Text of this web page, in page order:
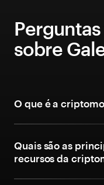
sobre
O que é a
Quais são as
recursos da